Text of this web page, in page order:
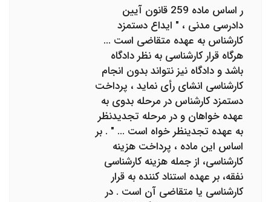
ر اساس ماده 259 قانون آیین
دادرسی مدنی ، " ایداع دستمزد
کارشناس به عهده متقاضی است ...
هرگاه قرار کارشناسی به نظر دادگاه
باشد و دادگاه نیز نتواند بدون انجام
کارشناسی انشای رأی نماید ، پرداخت
دستمزد کارشناس در مرحله بدوی به
عهده خواهان و در مرحله تجدیدنظر
به عهده تجدینظر خواه است ... " . بر
اساس این ماده ، پرداخت هزینه
کارشناسی، از جمله هزینه کارشناسی
نفقه، بر عهده استناد کننده به قرار
کارشناسی یا متقاضی آن است . در